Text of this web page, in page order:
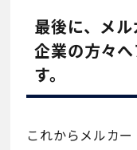
最後に、メ
企業の方々
す。
これからメルカ